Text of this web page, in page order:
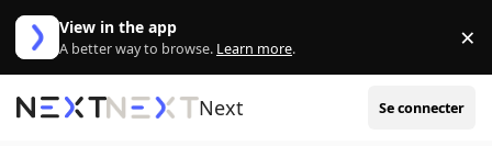
Aller au contenu
View in the app
A better way to browse. Learn more. ×
Next Se connecter